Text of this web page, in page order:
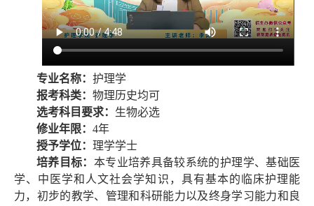
专业名称： 护理学
报考科类： 物理历史均可
选考科目要求： 生物必选
修业年限： 4年
授予学位： 理学学士
培养目标： 本专业培养具备较系统的护理学、基础医
学、中医学和人文社会学知识，具有基本的临床护理能
力，初步的教学、管理和科研能力以及终身学习能力和良